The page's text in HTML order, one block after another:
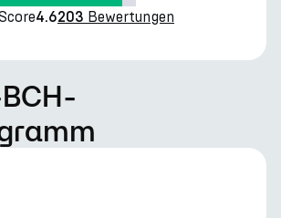
4.6203 Bewertungen